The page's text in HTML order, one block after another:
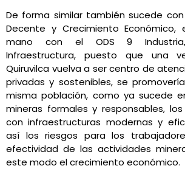
De forma similar también sucede con
Decente y Crecimiento
mano con el ODS 9
Infraestructura, puesto que una
Quiruvilca vuelva a ser centro de
privadas y sostenibles, se
misma población, como ya sucede
mineras formales y responsables,
con infraestructuras modernas y
así los riesgos para los
efectividad de las actividades
este modo el crecimiento económico.